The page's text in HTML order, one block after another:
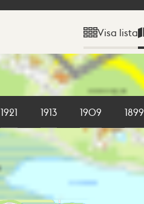
Visa lista
1921 1913 1909 1899